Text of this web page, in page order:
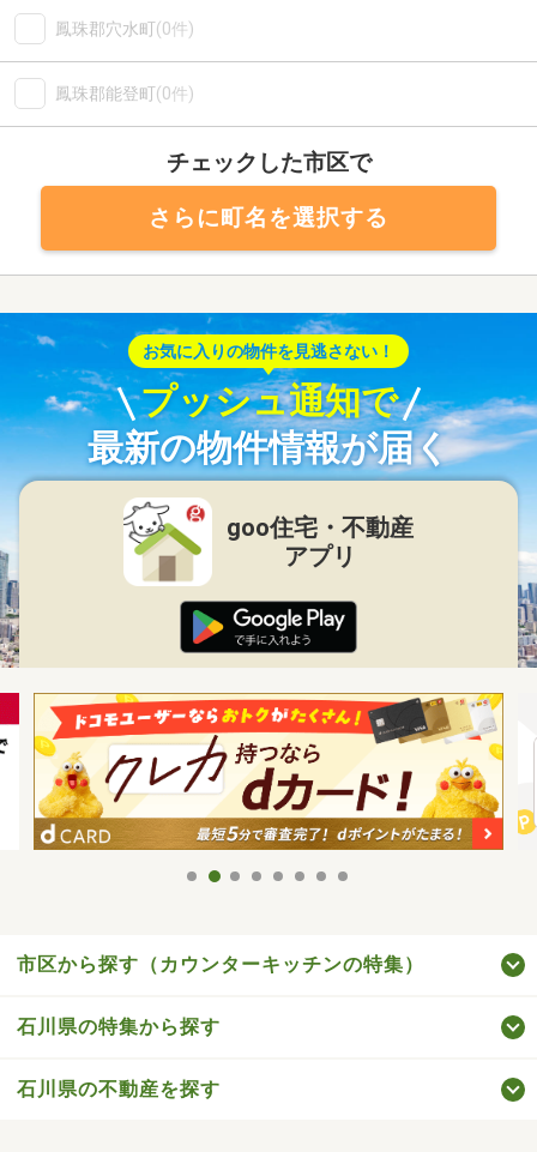
鳳珠郡穴水町(0件)
鳳珠郡能登町(0件)
チェックした市区で
さらに町名を選択する
お気に入りの物件を見逃さない！
プッシュ通知で
最新の物件情報が届く
goo住宅・不動産
アプリ
市区から探す（カウンターキッチンの特集）
石川県の特集から探す
石川県の不動産を探す